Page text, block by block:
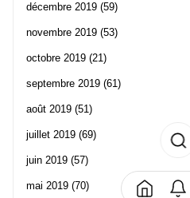
décembre 2019 (59)
novembre 2019 (53)
octobre 2019 (21)
septembre 2019 (61)
août 2019 (51)
juillet 2019 (69)
juin 2019 (57)
mai 2019 (70)